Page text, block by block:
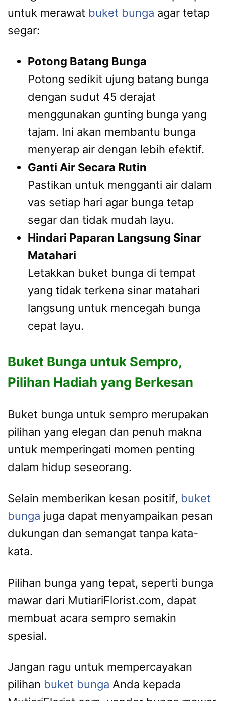
untuk merawat buket bunga agar tetap
segar:
Potong Batang Bunga
Potong sedikit ujung batang bunga
dengan sudut 45 derajat
menggunakan gunting bunga yang
tajam. Ini akan membantu bunga
menyerap air dengan lebih efektif.
Ganti Air Secara Rutin
Pastikan untuk mengganti air dalam
vas setiap hari agar bunga tetap
segar dan tidak mudah layu.
Hindari Paparan Langsung Sinar
Matahari
Letakkan buket bunga di tempat
yang tidak terkena sinar matahari
langsung untuk mencegah bunga
cepat layu.
Buket Bunga untuk Sempro,
Pilihan Hadiah yang Berkesan
Buket bunga untuk sempro merupakan
pilihan yang elegan dan penuh makna
untuk memperingati momen penting
dalam hidup seseorang.
Selain memberikan kesan positif, buket
bunga juga dapat menyampaikan pesan
dukungan dan semangat tanpa kata-
kata.
Pilihan bunga yang tepat, seperti bunga
mawar dari MutiariFlorist.com, dapat
membuat acara sempro semakin
spesial.
Jangan ragu untuk mempercayakan
pilihan buket bunga Anda kepada